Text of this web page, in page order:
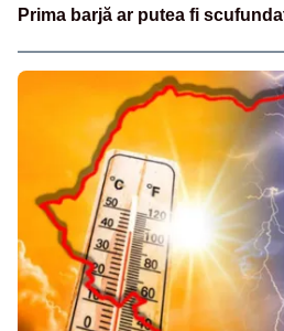
Prima barjă ar putea fi